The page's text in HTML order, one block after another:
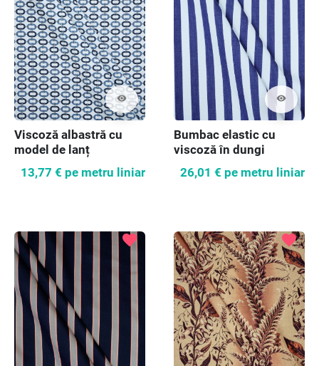
visibility
Viscoză albastră cu
model de lanț
13,77 € pe metru liniar
visibility
Bumbac elastic cu
viscoză în dungi
26,01 € pe metru liniar
favorite favorite